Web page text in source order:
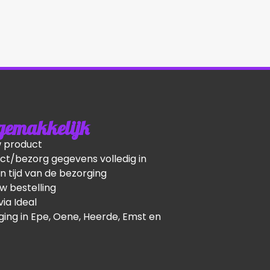
product
bezorg gegevens volledig in
tijd van de bezorging
bestelling
Ideal
in Epe, Oene, Heerde, Emst en